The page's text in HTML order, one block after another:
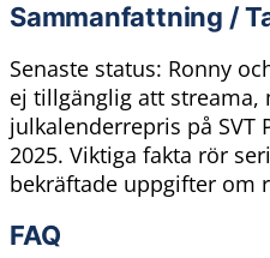
Sammanfattning /
Senaste status: Ronny
ej tillgänglig att streama,
julkalenderrepris på SVT
2025. Viktiga fakta rör
bekräftade uppgifter om
FAQ